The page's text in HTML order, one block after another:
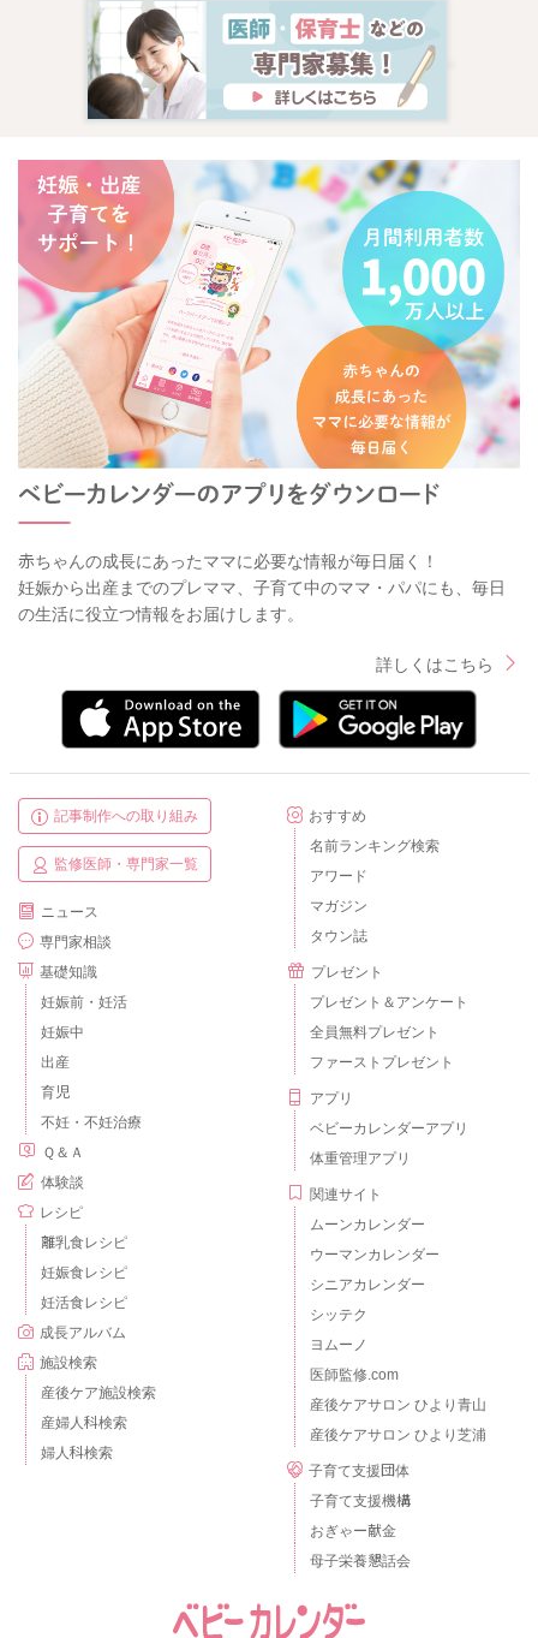
赤ちゃんの成長にあったママに必要な情報が毎日届く！
妊娠から出産までのプレママ、子育て中のママ・パパにも、毎日
の生活に役立つ情報をお届けします。
詳しくはこちら
記事制作への取り組み
監修医師・専門家一覧
ニュース
専門家相談
基礎知識
妊娠前・妊活
妊娠中
出産
育児
不妊・不妊治療
Ｑ＆Ａ
体験談
レシピ
離乳食レシピ
妊娠食レシピ
妊活食レシピ
成長アルバム
施設検索
産後ケア施設検索
産婦人科検索
婦人科検索
おすすめ
名前ランキング検索
アワード
マガジン
タウン誌
プレゼント
プレゼント＆アンケート
全員無料プレゼント
ファーストプレゼント
アプリ
ベビーカレンダーアプリ
体重管理アプリ
関連サイト
ムーンカレンダー
ウーマンカレンダー
シニアカレンダー
シッテク
ヨムーノ
医師監修.com
産後ケアサロン ひより青山
産後ケアサロン ひより芝浦
子育て支援団体
子育て支援機構
おぎゃー献金
母子栄養懇話会